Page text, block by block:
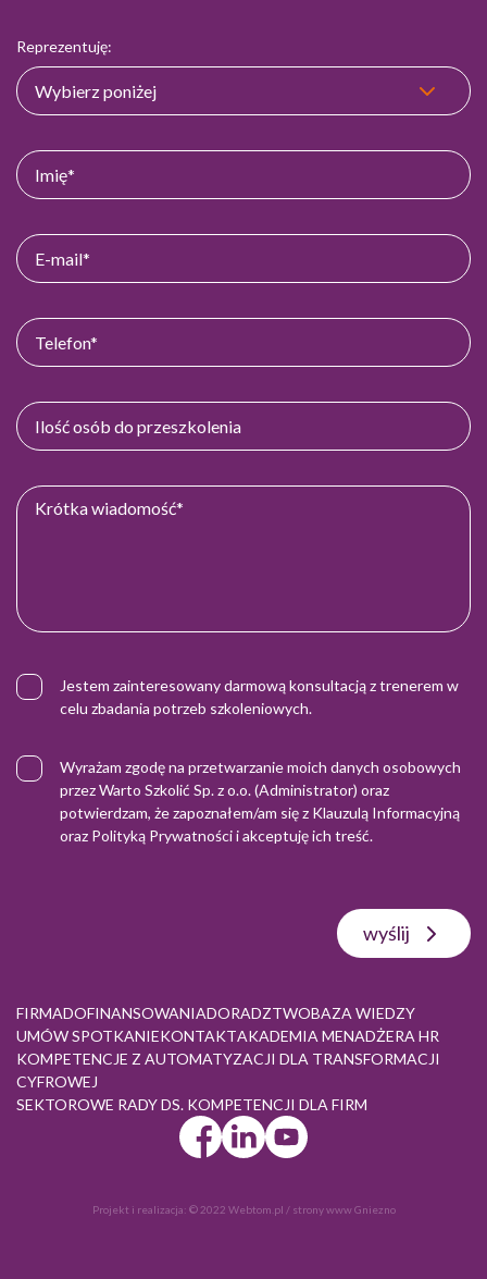
Reprezentuję:
Jestem zainteresowany darmową konsultacją z trenerem w
celu zbadania potrzeb szkoleniowych.
Wyrażam zgodę na przetwarzanie moich danych osobowych
przez Warto Szkolić Sp. z o.o. (Administrator) oraz
potwierdzam, że zapoznałem/am się z Klauzulą Informacyjną
oraz Polityką Prywatnościi akceptuję ich treść.
wyślij
FIRMADOFINANSOWANIADORADZTWOBAZA WIEDZY
UMÓW SPOTKANIEKONTAKTAKADEMIA MENADŻERA HR
KOMPETENCJE Z AUTOMATYZACJI DLA TRANSFORMACJI
CYFROWEJ
SEKTOROWE RADY DS. KOMPETENCJI DLA FIRM
Projekt i realizacja: © 2022 Webtom.pl / strony www Gniezno